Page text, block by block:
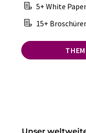
5+ White Paper
15+
Unser